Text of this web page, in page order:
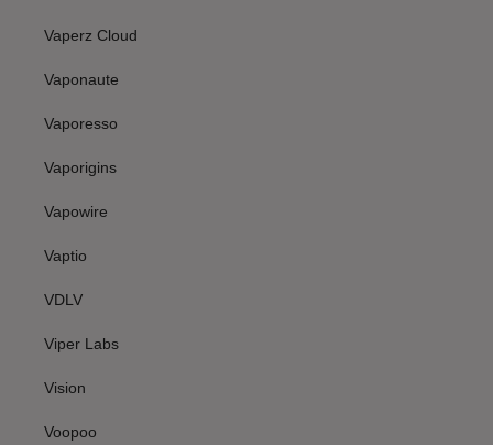
Vaperz Cloud
Vaponaute
Vaporesso
Vaporigins
Vapowire
Vaptio
VDLV
Viper Labs
Vision
Voopoo